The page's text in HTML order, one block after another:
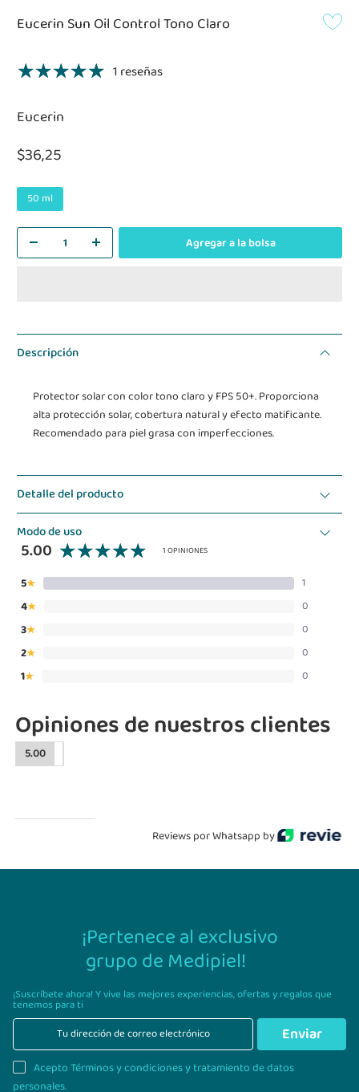
Eucerin Sun Oil Control Tono Claro
1 reseñas
Eucerin
$36,25
50 ml
Agregar a la bolsa
Descripción
Protector solar con color tono claro y FPS 50+. Proporciona
alta protección solar, cobertura natural y efecto matificante.
Recomendado para piel grasa con imperfecciones.
Detalle del producto
Modo de uso
5.00 1 OPINIONES
5★ 1
4★ 0
3★ 0
2★ 0
1★ 0
Opiniones de nuestros clientes
5.00
Reviews por Whatsapp by
¡Pertenece al exclusivo
grupo de Medipiel!
¡Suscríbete ahora! Y vive las mejores experiencias,ofertas y regalos que
tenemos para ti
Enviar
Acepto Términos y condiciones y tratamiento de datos
personales.